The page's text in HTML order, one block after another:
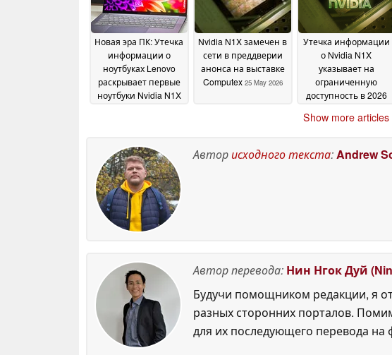
Новая эра ПК: Утечка
информации о
ноутбуках Lenovo
раскрывает первые
ноутбуки Nvidia N1X
Nvidia N1X замечен в
сети в преддверии
анонса на выставке
Computex 25 May 2026
Утечка информации
о Nvidia N1X
указывает на
ограниченную
доступность в 2026
Show more articles
Авторисходного текста:Andrew
Автор перевода: Нин Нгок Дуй
Будучи помощником редакции, я
разных сторонних порталов.
для их последующего перевода на